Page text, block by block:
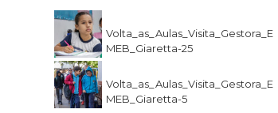
Volta_as_Aulas_Visita_Gestora_E
MEB_Giaretta-25
Volta_as_Aulas_Visita_Gestora_E
MEB_Giaretta-5